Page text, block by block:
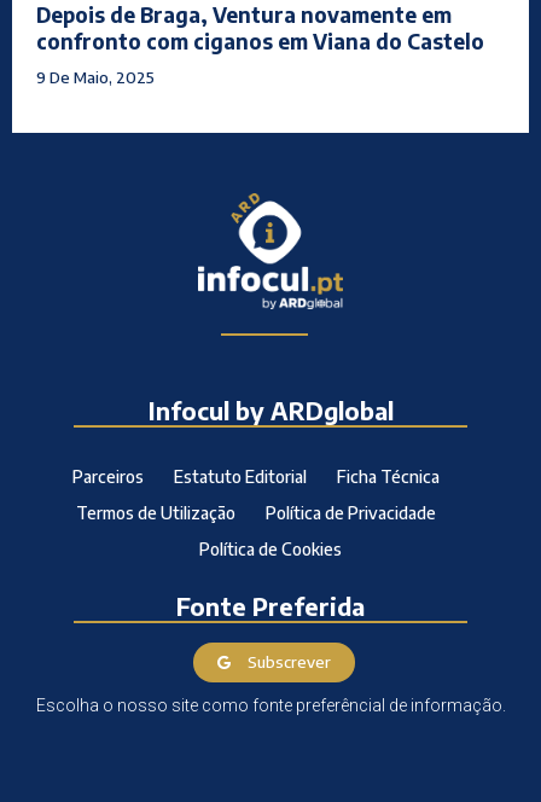
Depois de Braga, Ventura novamente em
confronto com ciganos em Viana do Castelo
9 De Maio, 2025
Infocul by ARDglobal
Parceiros Estatuto Editorial
Ficha Técnica
Termos de Utilização
Política de Privacidade
Política de Cookies
Fonte Preferida
Subscrever
Escolha o nosso site como fonte preferêncial de informação.